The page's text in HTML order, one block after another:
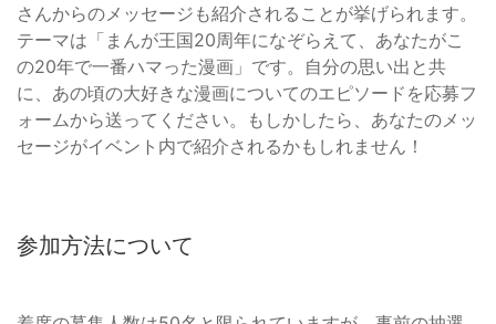
さんからのメッセージも紹介されることが挙げられます。
テーマは「まんが王国20周年になぞらえて、あなたがこ
の20年で一番ハマった漫画」です。自分の思い出と共
に、あの頃の大好きな漫画についてのエピソードを応募フ
ォームから送ってください。もしかしたら、あなたのメッ
セージがイベント内で紹介されるかもしれません！
参加方法について